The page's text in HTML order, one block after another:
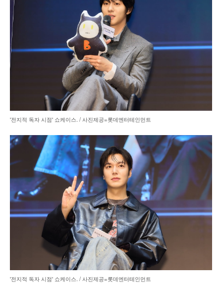
'전지적 독자 시점' 쇼케이스. / 사진제공=롯데엔터테인먼트
'전지적 독자 시점' 쇼케이스. / 사진제공=롯데엔터테인먼트